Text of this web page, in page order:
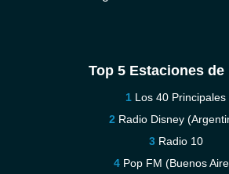
Top 5 Estaciones de
Los 40 Principales
Radio Disney
Radio 10
Pop FM (Buenos